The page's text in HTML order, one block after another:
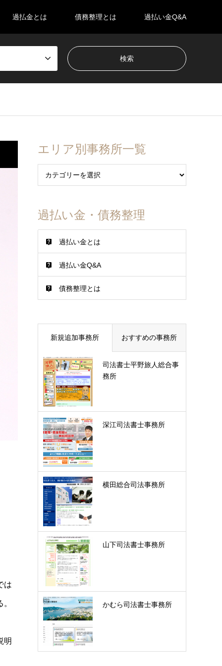
過払金とは 債務整理とは 過払い金Q&A
は
明
エリア別事務所一覧
過払い金・債務整理
過払い金とは
過払い金Q&A
債務整理とは
新規追加事務所 おすすめの事務所
司法書士平野旅人総合事
務所
深江司法書士事務所
横田総合司法事務所
山下司法書士事務所
かむら司法書士事務所